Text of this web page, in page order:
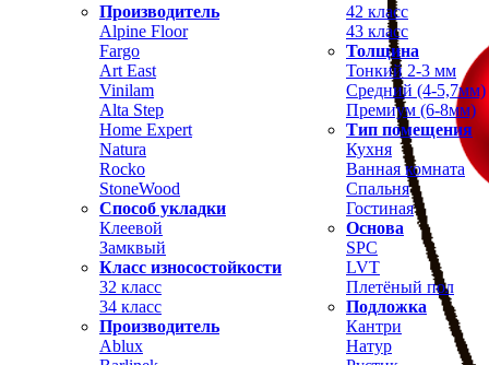
Производитель
Alpine Floor
Fargo
Art East
Vinilam
Alta Step
Home Expert
Natura
Rocko
StoneWood
Способ укладки
Клеевой
Замквый
Класс износостойкости
32 класс
34 класс
42 класс
43 класс
Толщина
Тонкий 2-3 мм
Средний (4-5,7мм)
Премиум (6-8мм)
Тип помещения
Кухня
Ванная комната
Спальня
Гостиная
Основа
SPC
LVT
Плетёный пол
Подложка
Производитель
Ablux
Кантри
Натур